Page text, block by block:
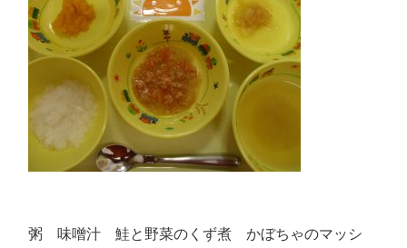
粥 味噌汁 鮭と野菜のくず煮 かぼちゃのマッシ